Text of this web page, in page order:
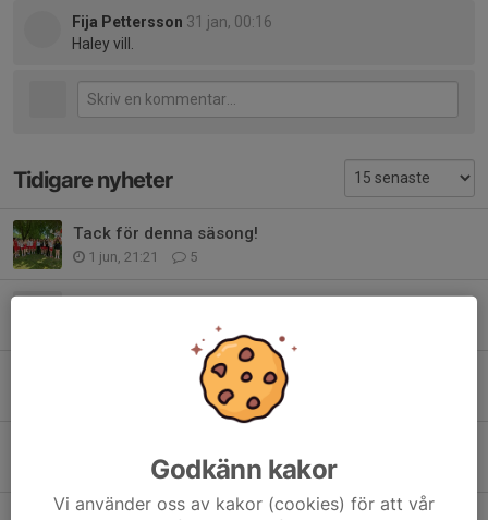
Fija Pettersson 31 jan, 00:16
Haley vill.
Tidigare nyheter
Tack för denna säsong!
1 jun, 21:21 5
Info Hallsberg 2026
6
30 apr, 12:01 3
Godkänn kakor
Vi använder oss av kakor (cookies) för att vår